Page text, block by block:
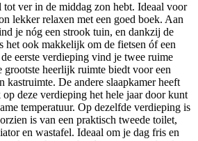
tot ver in de middag zon hebt. Ideaal voor
lekker relaxen met een goed boek. Aan
je nóg een strook tuin, en dankzij de
het ook makkelijk om de fietsen óf een
eerste verdieping vind je twee ruime
grootste heerlijk ruimte biedt voor een
kastruimte. De andere slaapkamer heeft
deze verdieping het hele jaar door kunt
temperatuur. Op dezelfde verdieping is
is van een praktisch tweede toilet,
en wastafel. Ideaal om je dag fris en